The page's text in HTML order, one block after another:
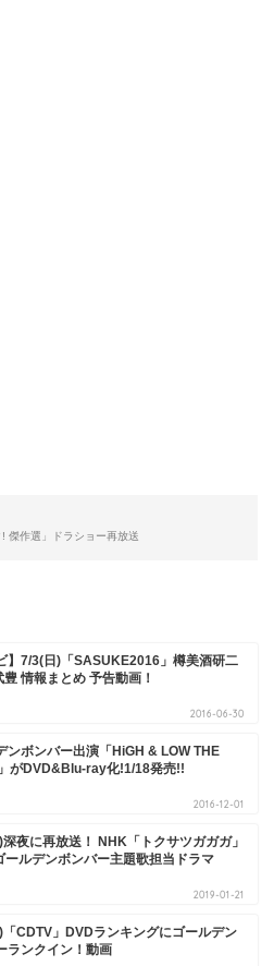
傑作選」ドラショー再放送
】7/3(日)「SASUKE2016」樽美酒研二
情報まとめ 予告動画！
2016-06-30
ンボンバー出演「HiGH & LOW THE
がDVD&Blu-ray化!1/18発売!!
2016-12-01
夜に再放送！ NHK「トクサツガガガ」
ールデンボンバー主題歌担当ドラマ
2019-01-21
CDTV」DVDランキングにゴールデン
ランクイン！動画